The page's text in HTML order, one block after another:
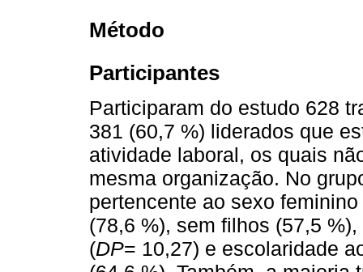
Método
Participantes
Participaram do estudo 628
381 (60,7 %) liderados que
atividade laboral, os quais
mesma organização. No
pertencente ao sexo
(78,6 %), sem filhos (57,5
(DP= 10,27) e escolaridade